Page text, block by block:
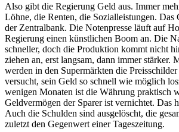
Also gibt die Regierung Geld aus. Immer
Löhne, die Renten, die Sozialleistungen. Das
der Zentralbank. Die Notenpresse läuft auf
Regierung einen künstlichen Boom an. Die
schneller, doch die Produktion kommt nicht
ziehen an, erst langsam, dann immer stärker.
werden in den Supermärkten die
versucht, sein Geld so schnell wie möglich
wenigen Monaten ist die Währung praktisch
Geldvermögen der Sparer ist vernichtet. Das
Auch die Schulden sind ausgelöscht, die
zuletzt den Gegenwert einer Tageszeitung.